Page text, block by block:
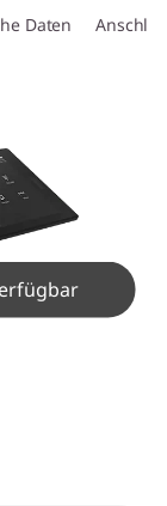
Daten